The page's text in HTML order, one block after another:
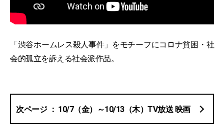
「渋谷ホームレス殺人事件」をモチーフにコロナ貧困・社
会的孤立を訴える社会派作品。
10/7（金）～10/13（木）TV放送 映画